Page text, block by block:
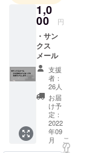
んど全員が
大学から三
味線を始め
るが、全
国・世界大
会ともに準
優勝経験を
持つ。創立8
年目の今年
度は、約20
名の新入生
を迎え、総
1,0
00 円
・サン
クス
メール
支援
者：
26人
お届
け予
定：
2022
年09
月
こ
の
リ